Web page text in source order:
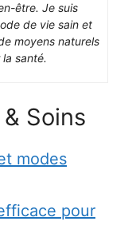
être. Je suis
de vie sain et
moyens naturels
santé.
Soins
modes
pour